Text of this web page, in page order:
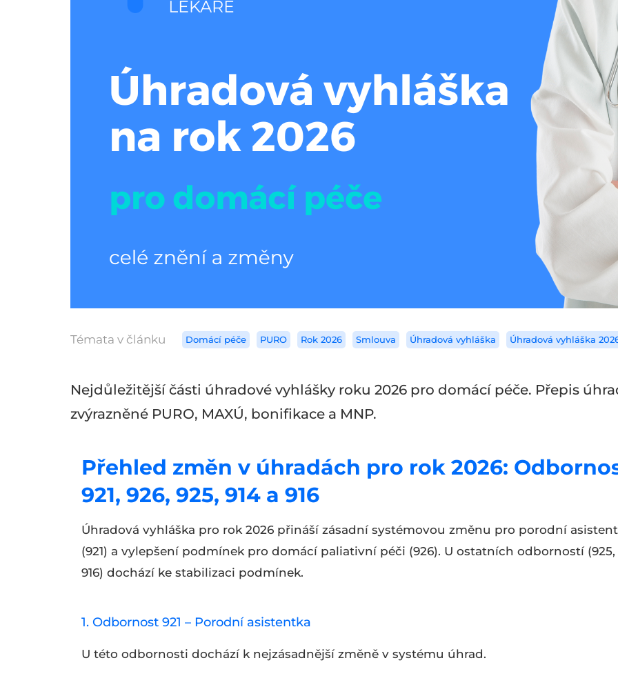
Témata v článku Domácí péče PURO Rok 2026 Smlouva Úhradová vyhláška Úhradová vyhláška
Nejdůležitější části úhradové vyhlášky roku 2026 pro domácí péče. Přepis
zvýrazněné PURO, MAXÚ, bonifikace a MNP.
Přehled změn v úhradách pro rok 2026:
921, 926, 925, 914 a 916
Úhradová vyhláška pro rok 2026 přináší zásadní systémovou změnu pro porodní
(921) a vylepšení podmínek pro domácí paliativní péči (926). U ostatních odborností (925,
916) dochází ke stabilizaci podmínek.
1. Odbornost 921 – Porodní asistentka
U této odbornosti dochází k nejzásadnější změně v systému úhrad.